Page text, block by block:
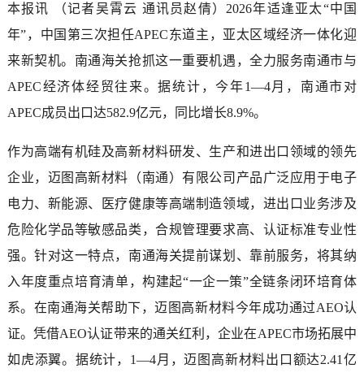
本报讯 （记者吴霄云 通讯员赵倩）2026年适逢亚太“中国
年”，中国第三次担任APEC东道主，亚太区域经济一体化迎
来新契机。南通海关抢抓这一重要机遇，全力服务南通市与
APEC经济体经贸往来。据统计，今年1—4月，南通市对
APEC成员出口达582.9亿元，同比增长8.9%。
作为高端有机硅及高新材料研发、生产和进出口领域的领先
企业，迈图高新材料（南通）有限公司产品广泛应用于电子
电力、新能源、医疗健康等高端制造领域，进出口业务涉及
危险化学品等敏感品类，合规管理要求高、认证标准专业性
强。针对这一特点，南通海关提前谋划、靠前服务，将其纳
入年度重点培育清单，构建起“一企一策”全链条闭环培育体
系。在南通海关帮助下，迈图高新材料今年成功通过AEO认
证。凭借AEO认证带来的通关红利，企业在APEC市场拓展中
如虎添翼。据统计，1—4月，迈图高新材料出口额达2.41亿